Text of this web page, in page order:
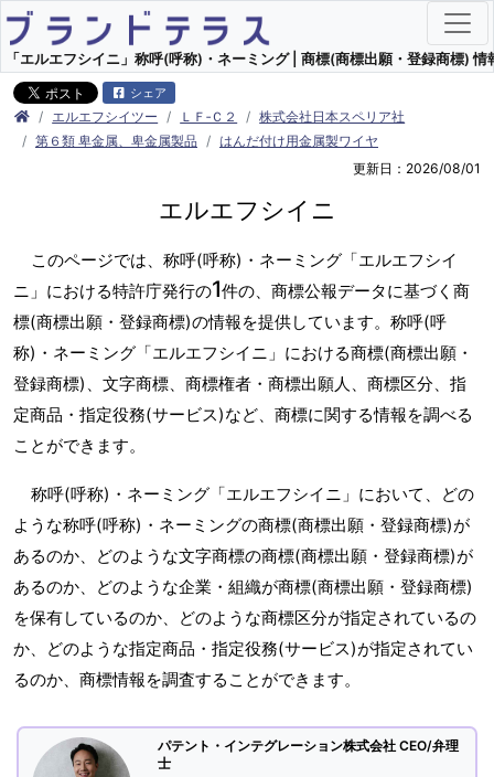
「エルエフシイニ」称呼(呼称)・ネーミング | 商標(商標出願・登録商標) 情
シェア
エルエフシイツー ＬＦ‐Ｃ２
株式会社日本スペリア社
第６類 卑金属、卑金属製品
はんだ付け用金属製ワイヤ
更新日：2026/08/01
エルエフシイニ
このページでは、称呼(呼称)・ネーミング「エルエフシイ
ニ」における特許庁発行の1件の、商標公報データに基づく商
標(商標出願・登録商標)の情報を提供しています。称呼(呼
称)・ネーミング「エルエフシイニ」における商標(商標出願・
登録商標)、文字商標、商標権者・商標出願人、商標区分、指
定商品・指定役務(サービス)など、商標に関する情報を調べる
ことができます。
称呼(呼称)・ネーミング「エルエフシイニ」において、どの
ような称呼(呼称)・ネーミングの商標(商標出願・登録商標)が
あるのか、どのような文字商標の商標(商標出願・登録商標)が
あるのか、どのような企業・組織が商標(商標出願・登録商標)
を保有しているのか、どのような商標区分が指定されているの
か、どのような指定商品・指定役務(サービス)が指定されてい
るのか、商標情報を調査することができます。
パテント・インテグレーション株式会社 CEO/弁理
士